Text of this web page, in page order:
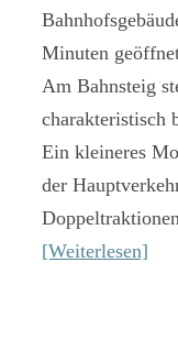
Minuten
Am Bahnsteig
charakteristisch
Ein kleineres
der
[Weiterlesen]